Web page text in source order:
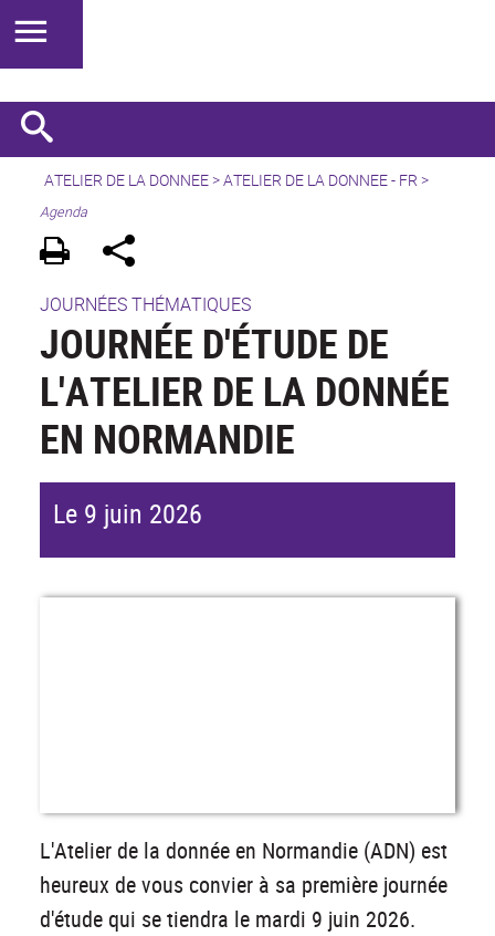
ATELIER DE LA DONNEE>ATELIER DE LA DONNEE - FR >
Agenda
JOURNÉES THÉMATIQUES
JOURNÉE D'ÉTUDE DE
L'ATELIER DE LA DONNÉE
EN NORMANDIE
Le 9 juin 2026
L'Atelier de la donnée en Normandie (ADN) est
heureux de vous convier à sa première journée
d'étude qui se tiendra le mardi 9 juin 2026.